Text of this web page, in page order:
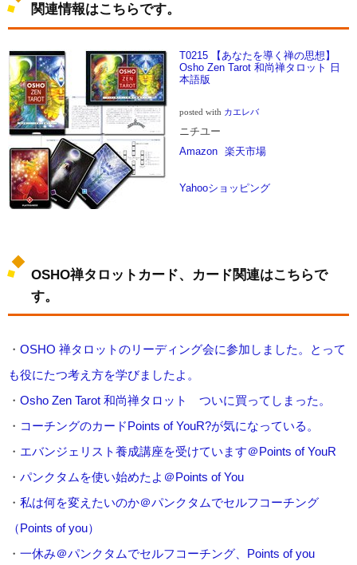
関連情報はこちらです。
T0215 【あなたを導く禅の思想】
Osho Zen Tarot 和尚禅タロット 日
本語版
posted with カエレバ
ニチユー
Amazon 楽天市場
Yahooショッピング
OSHO禅タロットカード、カード関連はこちらで
す。
・ OSHO 禅タロットのリーディング会に参加しました。とって
も役にたつ考え方を学びましたよ。
・ Osho Zen Tarot 和尚禅タロット ついに買ってしまった。
・ コーチングのカードPoints of YouR?が気になっている。
・ エバンジェリスト養成講座を受けています＠Points of YouR
・ パンクタムを使い始めたよ＠Points of You
・ 私は何を変えたいのか＠パンクタムでセルフコーチング
（Points of you）
・ 一休み＠パンクタムでセルフコーチング、 Points of you